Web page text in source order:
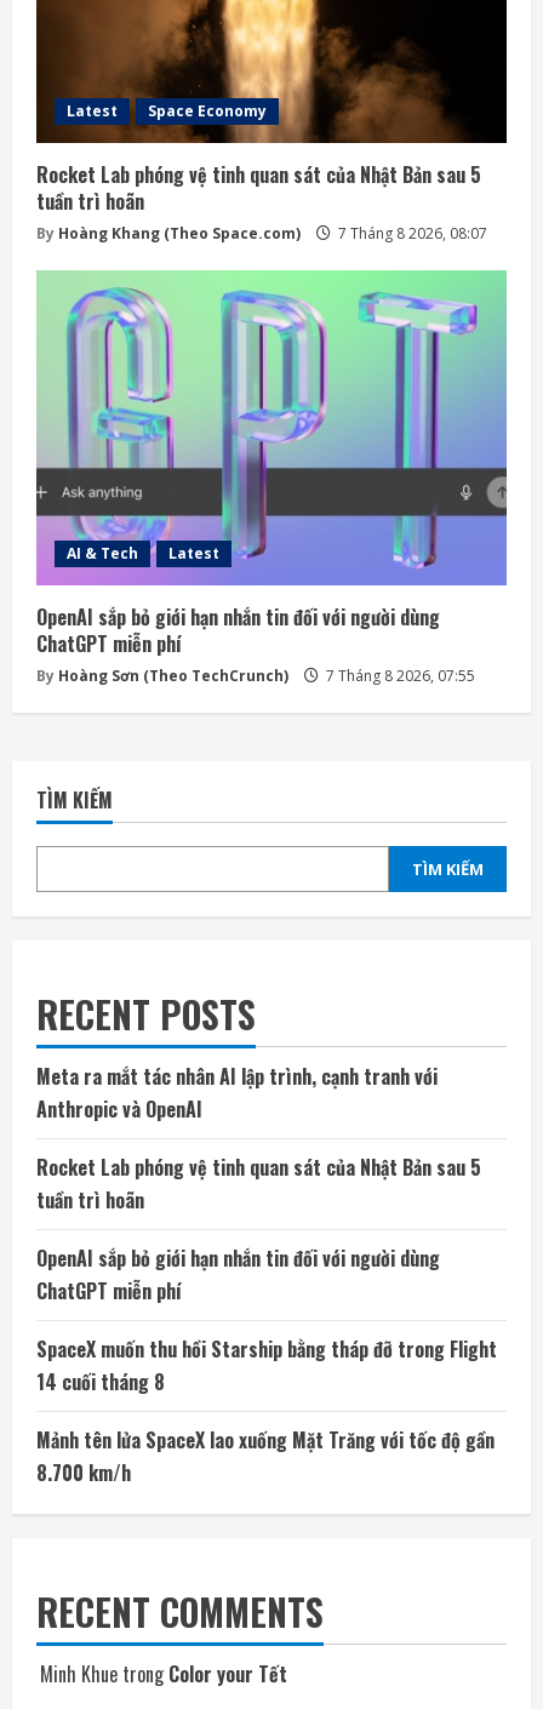
Latest Space Economy
Rocket Lab phóng vệ tinh quan sát của Nhật Bản sau 5
tuần trì hoãn
By Hoàng Khang (Theo Space.com) 7 Tháng 8 2026, 08:07
AI & Tech Latest
OpenAI sắp bỏ giới hạn nhắn tin đối với người dùng
ChatGPT miễn phí
By Hoàng Sơn (Theo TechCrunch) 7 Tháng 8 2026, 07:55
TÌM KIẾM
TÌM KIẾM
RECENT POSTS
Meta ra mắt tác nhân AI lập trình, cạnh tranh với
Anthropic và OpenAI
Rocket Lab phóng vệ tinh quan sát của Nhật Bản sau 5
tuần trì hoãn
OpenAI sắp bỏ giới hạn nhắn tin đối với người dùng
ChatGPT miễn phí
SpaceX muốn thu hồi Starship bằng tháp đỡ trong Flight
14 cuối tháng 8
Mảnh tên lửa SpaceX lao xuống Mặt Trăng với tốc độ gần
8.700 km/h
RECENT COMMENTS
Minh Khue trongColor your Tết